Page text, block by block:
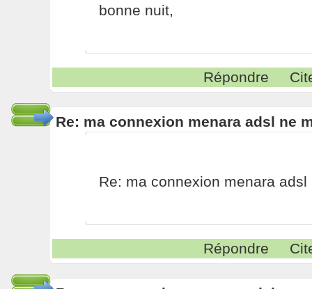
bonne nuit,
Répondre
Re: ma connexion menara adsl ne
Re: ma connexion menara
Répondre